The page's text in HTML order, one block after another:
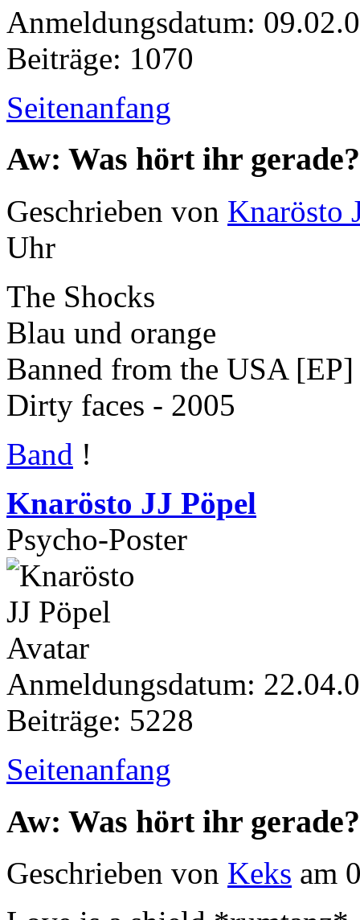
Anmeldungsdatum:
Beiträge: 1070
Seitenanfang
Aw: Was hört ihr gerade?
Geschrieben von Knarösto
Uhr
The Shocks
Blau und orange
Banned from the USA [EP]
Dirty faces - 2005
Band !
Knarösto JJ Pöpel
Psycho-Poster
Anmeldungsdatum:
Beiträge: 5228
Seitenanfang
Aw: Was hört ihr gerade?
Geschrieben von Keks am